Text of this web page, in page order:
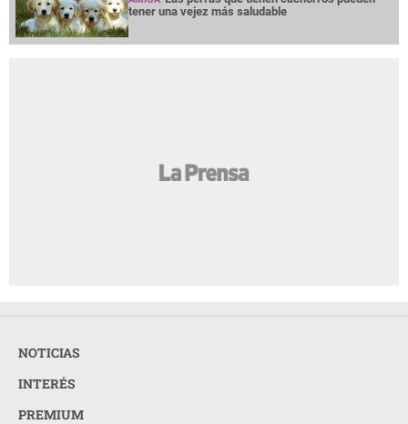
tener una vejez más saludable
NOTICIAS
INTERÉS
PREMIUM